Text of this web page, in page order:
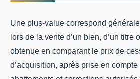
Une plus-value correspond
lors de la vente d’un bien, d’un titre
obtenue en comparant le prix de
d’acquisition, après prise en compte